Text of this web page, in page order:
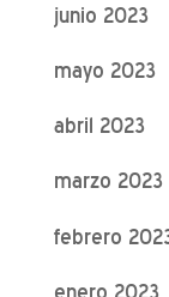
junio 2023
mayo 2023
abril 2023
marzo 2023
febrero
enero 2023